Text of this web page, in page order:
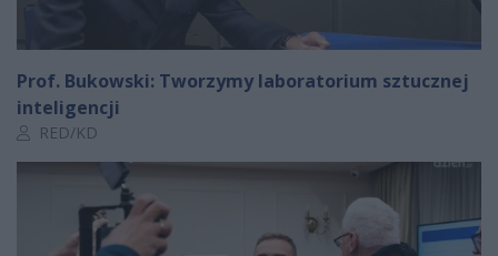
Prof. Bukowski: Tworzymy laboratorium sztucznej
inteligencji
Autor artykułu:
RED/KD